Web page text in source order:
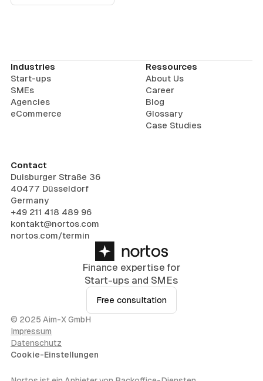
Finance expertise for
Start-ups and SMEs
Free consultation
Industries
Start-ups
SMEs
Agencies
eCommerce
Ressources
About Us
Career
Blog
Glossary
Case Studies
Contact
Duisburger Straße 36
40477 Düsseldorf
Germany
+49 211 418 489 96
kontakt@nortos.com
nortos.com/termin
© 2025 Aim-X GmbH
Impressum
Datenschutz
Cookie-Einstellungen